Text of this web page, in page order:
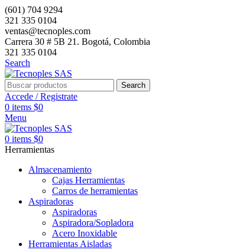
(601) 704 9294
321 335 0104
ventas@tecnoples.com
Carrera 30 # 5B 21. Bogotá, Colombia
321 335 0104
Search
Search
Accede / Registrate
0 items $0
Menu
0 items $0
Herramientas
Almacenamiento
Cajas Herramientas
Carros de herramientas
Aspiradoras
Aspiradoras
Aspiradora/Sopladora
Acero Inoxidable
Herramientas Aisladas